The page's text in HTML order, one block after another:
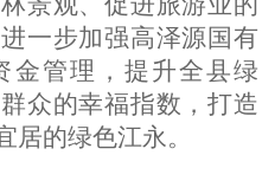
一步加强高泽源国有
金管理，提升全县绿
众的幸福指数，打造
居的绿色江永。